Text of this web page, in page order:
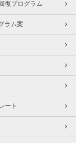
復プログラム
ラム案
ート